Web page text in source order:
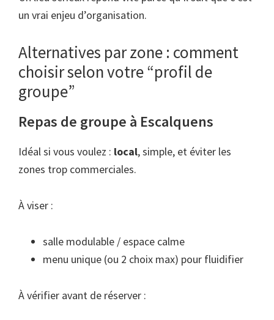
un vrai enjeu d’organisation.
Alternatives par zone : comment
choisir selon votre “profil de
groupe”
Repas de groupe à Escalquens
Idéal si vous voulez : local, simple, et éviter les
zones trop commerciales.
À viser :
salle modulable / espace calme
menu unique (ou 2 choix max) pour fluidifier
À vérifier avant de réserver :